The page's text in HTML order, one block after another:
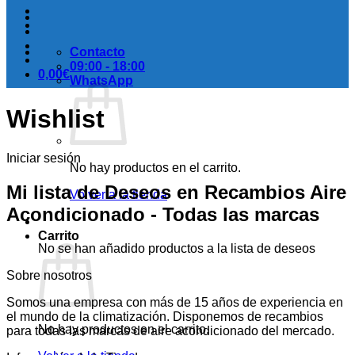
0,00€
No hay productos en el carrito.
Volver a la tienda
Carrito
No hay productos en el carrito.
Contacto
09:00 - 18:00
WhatsApp
Wishlist
Iniciar sesión
Mi lista de Deseos en Recambios Aire
Acondicionado - Todas las marcas
No se han añadido productos a la lista de deseos
Sobre nosotros
Somos una empresa con más de 15 años de experiencia en
el mundo de la climatización. Disponemos de recambios
para todas las marcas de aire acondicionado del mercado.